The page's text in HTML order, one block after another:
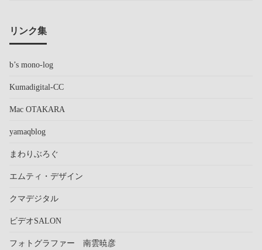
リンク集
b’s mono-log
Kumadigital-CC
Mac OTAKARA
yamaqblog
まわりぶろぐ
エムティ・デザイン
クマデジタル
ビデオSALON
フォトグラファー 南雲暁彦